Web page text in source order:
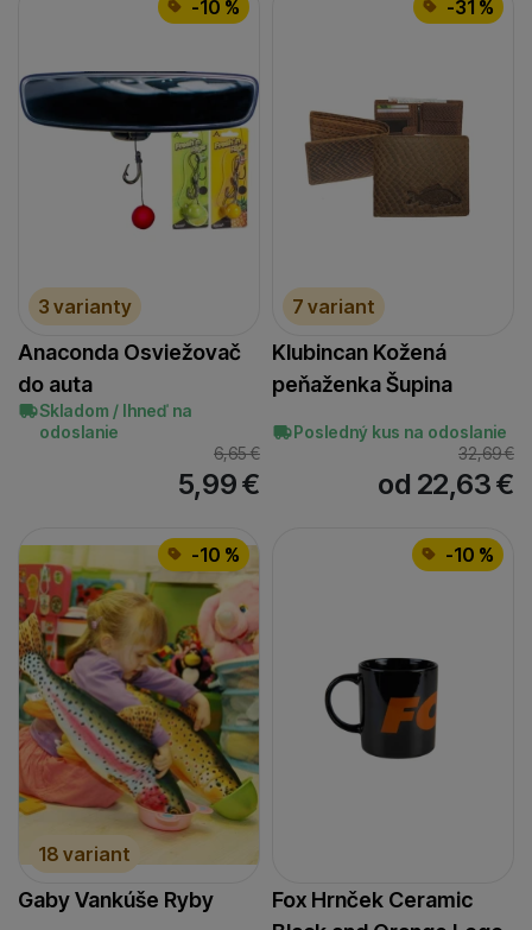
spracúvame súhrnne a anonymne, takže nie sme schopní
partneri, aby sme vám mohli zobrazovať ponuky, ktoré vás
skutočne zaujímajú — či už na našom webe, alebo na
stránkach našich partnerov.
-10 %
3 varianty
Anaconda Osviežovač
do auta
Skladom / Ihneď na
odoslanie
6,65€
5,99€
-31 %
7 variant
Klubincan Kožená
peňaženka Šupina
Posledný kus na odoslanie
32,69€
od 22,63€
-10 %
18 variant
Gaby Vankúše Ryby
-10 %
Fox Hrnček Ceramic